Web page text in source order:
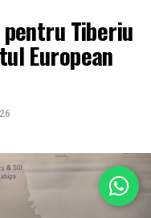
Tiberiu
European